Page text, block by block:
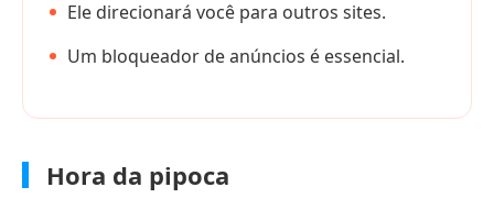
Ele direcionará você para outros sites.
Um bloqueador de anúncios é essencial.
Hora da pipoca